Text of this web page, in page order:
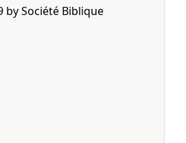
by Société Biblique